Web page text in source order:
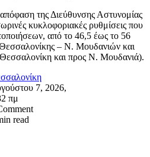
της Διεύθυνσης Αστυνομίας
κυκλοφοριακές ρυθμίσεις που
από το 46,5 έως το 56
Θεσσαλονίκης – Ν. Μουδανιών και
Θεσσαλονίκη και προς Ν. Μουδανιά).
7, 2026,
πμ
read